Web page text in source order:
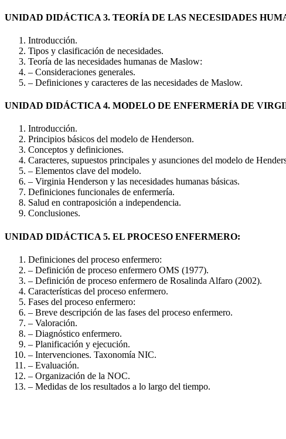
UNIDAD DIDÁCTICA 3. TEORÍA DE LAS NECESIDADES
Introducción.
Tipos y clasificación de necesidades.
Teoría de las necesidades humanas de Maslow:
– Consideraciones generales.
– Definiciones y caracteres de las necesidades de Maslow.
UNIDAD DIDÁCTICA 4. MODELO DE ENFERMERÍA DE
Introducción.
Principios básicos del modelo de Henderson.
Conceptos y definiciones.
Caracteres, supuestos principales y asunciones del modelo de
– Elementos clave del modelo.
– Virginia Henderson y las necesidades humanas básicas.
Definiciones funcionales de enfermería.
Salud en contraposición a independencia.
Conclusiones.
UNIDAD DIDÁCTICA 5. EL PROCESO ENFERMERO:
Definiciones del proceso enfermero:
– Definición de proceso enfermero OMS (1977).
– Definición de proceso enfermero de Rosalinda Alfaro (2002).
Características del proceso enfermero.
Fases del proceso enfermero:
– Breve descripción de las fases del proceso enfermero.
– Valoración.
– Diagnóstico enfermero.
– Planificación y ejecución.
– Intervenciones. Taxonomía NIC.
– Evaluación.
– Organización de la NOC.
– Medidas de los resultados a lo largo del tiempo.